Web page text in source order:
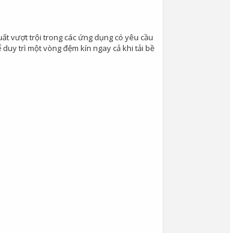
vượt trội trong các ứng dụng có yêu cầu
trì một vòng đệm kín ngay cả khi tải bề